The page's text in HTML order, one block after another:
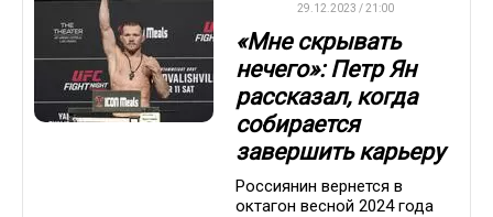
29.12.2023 / 21:00
«Мне скрывать
нечего»: Петр Ян
рассказал, когда
собирается
завершить карьеру
Россиянин вернется в
октагон весной 2024 года